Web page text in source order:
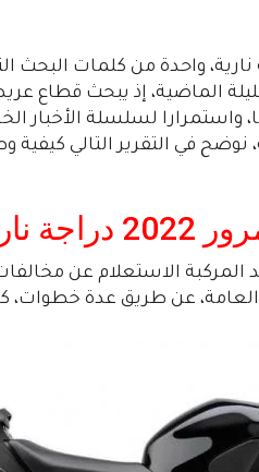
عن مخالفات المرور 2022 دراجة نارية، واحدة من
الماضية، إذ يبحث قطاع
لسلسلة الأخبار
في التقرير التالي كيفية
الاستعلام عن مخالفات
العامة، عن طريق عدة خطوات،